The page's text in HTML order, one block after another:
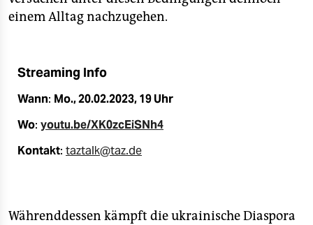
einem Alltag nachzugehen.
Streaming Info
Wann: Mo., 20.02.2023, 19 Uhr
Wo: youtu.be/XK0zcEiSNh4
Kontakt: taztalk@taz.de
Währenddessen kämpft die ukrainische Diaspora